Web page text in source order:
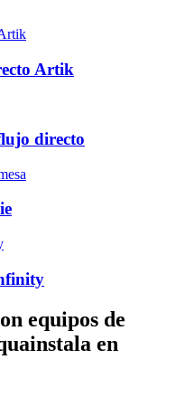
Artik
directo
equipos de
en